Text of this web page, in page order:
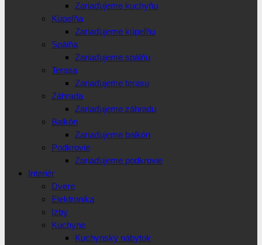
Zariaďujeme kuchyňu
Kúpeľňa
Zariaďujeme kúpeľňu
Spálňa
Zariaďujeme spálňu
Terasa
Zariaďujeme terasu
Záhrada
Zariaďujeme záhradu
Balkón
Zariaďujeme balkón
Podkrovie
Zariaďujeme podkrovie
Interiér
Dvere
Elektronika
Izby
Kuchyne
Kuchynský nábytok